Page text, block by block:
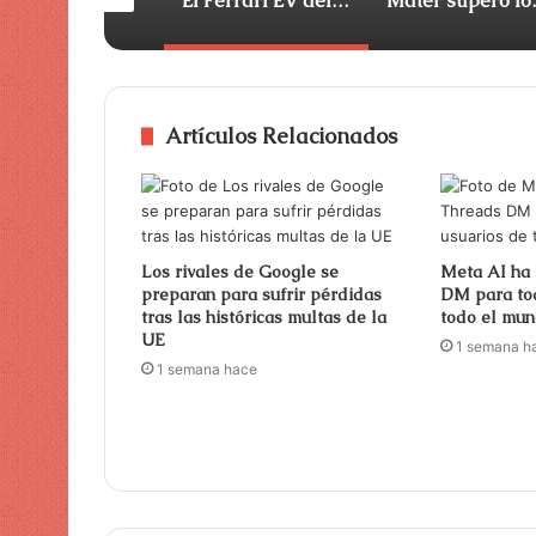
Artículos Relacionados
Los rivales de Google se
preparan para sufrir pérdidas
tras las históricas multas de la
UE
1 semana hace
Meta AI ha
DM para
todo el
1 semana